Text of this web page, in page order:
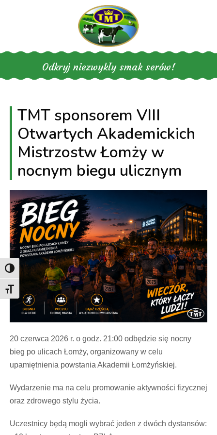
Toggle High Contrast
Toggle Font size
Odkryj niezwykły smak serów!
TMT sponsorem VIII
Otwartych Akademickich
Mistrzostw Łomży w
nocnym biegu ulicznym
20 czerwca 2026 r. o godz. 21:00 odbędzie się nocny
bieg po ulicach Łomży, organizowany w celu
upamiętnienia powstania Akademii Łomżyńskiej.
Wydarzenie ma na celu promowanie aktywności fizycznej
oraz zdrowego stylu życia.
Uczestnicy będą mogli wybrać jeden z dwóch dystansów: